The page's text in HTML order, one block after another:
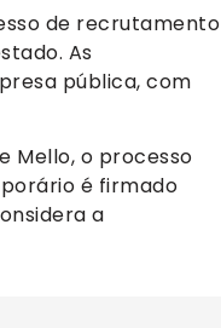
de recrutamento
As
pública, com
Mello, o processo
é firmado
a